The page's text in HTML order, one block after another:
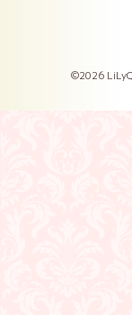
©2026